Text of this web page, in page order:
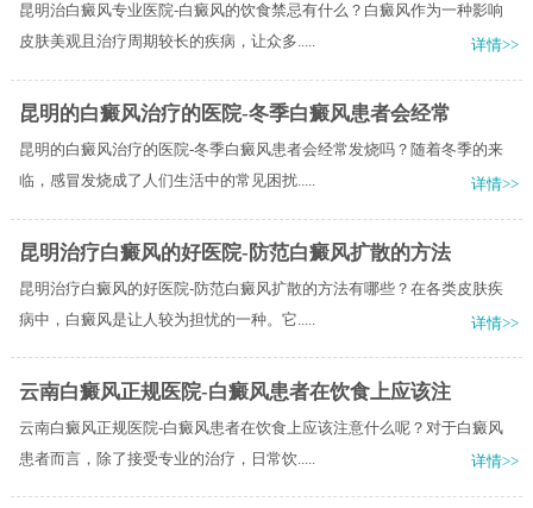
昆明治白癜风专业医院-白癜风的饮食禁忌有什么？白癜风作为一种影响
皮肤美观且治疗周期较长的疾病，让众多.....
详情>>
昆明的白癜风治疗的医院-冬季白癜风患者会经常
昆明的白癜风治疗的医院-冬季白癜风患者会经常发烧吗？随着冬季的来
临，感冒发烧成了人们生活中的常见困扰.....
详情>>
昆明治疗白癜风的好医院-防范白癜风扩散的方法
昆明治疗白癜风的好医院-防范白癜风扩散的方法有哪些？在各类皮肤疾
病中，白癜风是让人较为担忧的一种。它.....
详情>>
云南白癜风正规医院-白癜风患者在饮食上应该注
云南白癜风正规医院-白癜风患者在饮食上应该注意什么呢？对于白癜风
患者而言，除了接受专业的治疗，日常饮.....
详情>>